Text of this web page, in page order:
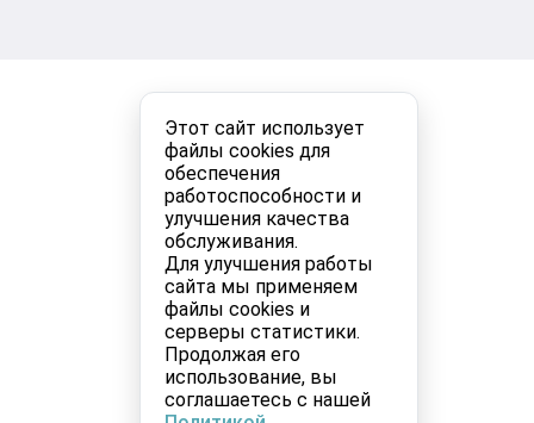
Этот сайт использует
файлы cookies для
обеспечения
работоспособности и
улучшения качества
обслуживания.
Для улучшения работы
сайта мы применяем
файлы cookies и
серверы статистики.
Продолжая его
использование, вы
соглашаетесь с нашей